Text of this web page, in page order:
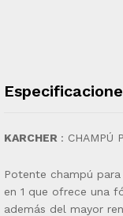
KARCHER : CHAMPÚ
Potente champú
en 1 que ofrece una
además del mayor